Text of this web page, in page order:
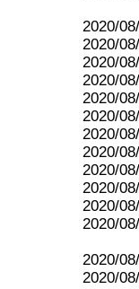
2020/
2020/
2020/
2020/
2020/
2020/
2020/
2020/
2020/
2020/
2020/
2020/
2020/
2020/